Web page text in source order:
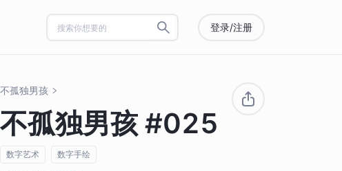
登录/注册
不孤独男孩
不孤独男孩 #025
数字艺术 数字手绘